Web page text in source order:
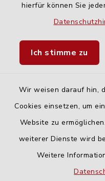
hierfür können Sie
Ich stimme zu
Wir weisen darauf hin,
Cookies einsetzen, um
Website zu
weiterer Dienste wird
Weitere
Quicklinks
Fahrplanauskunft